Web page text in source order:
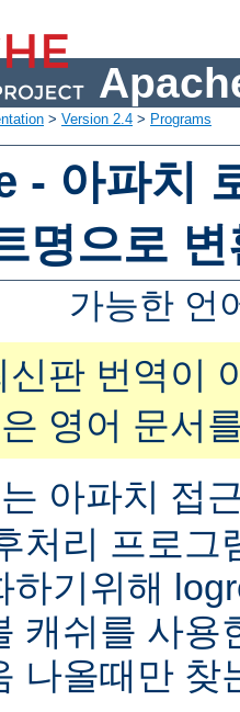
> Version 2.4 > Programs
- 아파치
명으로
가능한 언
신판 번역이
영어 문서
는 아파치 접
처리 프로그
하기위해
캐쉬를 사용
나올때만 찾